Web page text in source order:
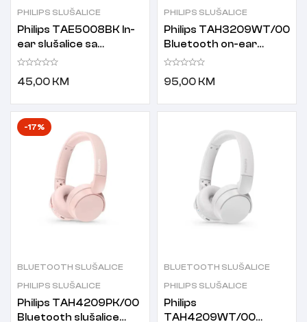
PHILIPS SLUŠALICE
Philips TAE5008BK In-
ear slušalice sa
mikrofonom
45,00 KM
PHILIPS SLUŠALICE
Philips TAH3209WT/00
Bluetooth on-ear
slušalice bijele
95,00 KM
-17%
BLUETOOTH SLUŠALICE
PHILIPS SLUŠALICE
Philips TAH4209PK/00
Bluetooth slušalice
BLUETOOTH SLUŠALICE
PHILIPS SLUŠALICE
Philips
TAH4209WT/00